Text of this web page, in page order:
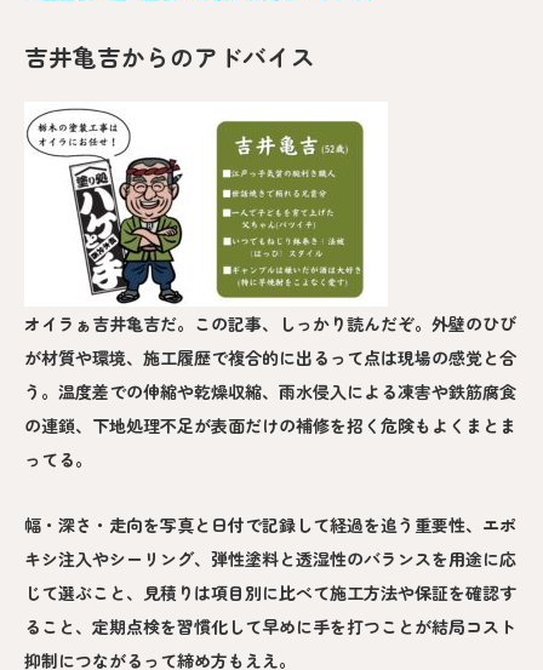
吉井亀吉からのアドバイス
オイラぁ吉井亀吉だ。この記事、しっかり読んだぞ。外壁のひび
が材質や環境、施工履歴で複合的に出るって点は現場の感覚と合
う。温度差での伸縮や乾燥収縮、雨水侵入による凍害や鉄筋腐食
の連鎖、下地処理不足が表面だけの補修を招く危険もよくまとま
ってる。
幅・深さ・走向を写真と日付で記録して経過を追う重要性、エポ
キシ注入やシーリング、弾性塗料と透湿性のバランスを用途に応
じて選ぶこと、見積りは項目別に比べて施工方法や保証を確認す
ること、定期点検を習慣化して早めに手を打つことが結局コスト
抑制につながるって締め方もええ。